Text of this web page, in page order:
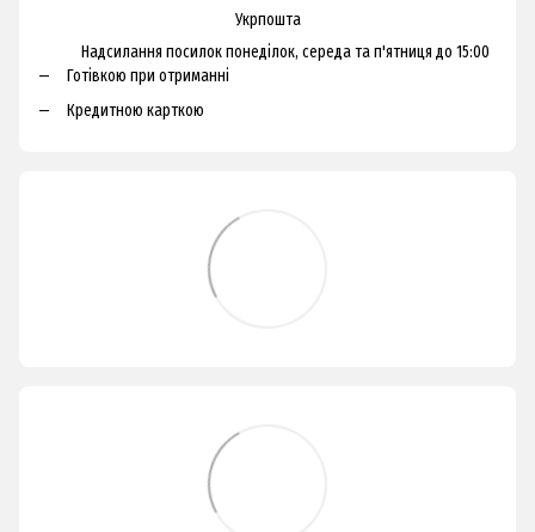
Укрпошта
Надсилання посилок понеділок, середа та п'ятниця до 15:00
Готівкою при отриманні
Кредитною карткою